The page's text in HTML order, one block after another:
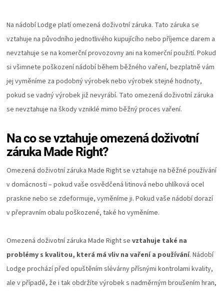
NÁDOBÍ
LODGE
VAKUOVAČKY
NA
ZRÁNÍ
MASA
KUCHYNĚ
KNIHY
Na nádobí Lodge platí omezená doživotní záruka. Tato záruka se
vztahuje na původního jednotlivého kupujícího nebo příjemce darem a
nevztahuje se na komerční provozovny ani na komerční použití. Pokud
si všimnete poškození nádobí během běžného vaření, bezplatně vám
jej vyměníme za podobný výrobek nebo výrobek stejné hodnoty,
pokud se vadný výrobek již nevyrábí. Tato omezená doživotní záruka
se nevztahuje na škody vzniklé mimo běžný proces vaření.
Na co se vztahuje omezená doživotní
záruka Made Right?
Omezená doživotní záruka Made Right se vztahuje na běžné používání
v domácnosti – pokud vaše osvědčená litinová nebo uhlíková ocel
praskne nebo se zdeformuje, vyměníme ji. Pokud vaše nádobí dorazí
v přepravním obalu poškozené, také ho vyměníme.
Omezená doživotní záruka Made Right se vztahuje také na
problémy s kvalitou, která má vliv na vaření a používání. Nádobí
Lodge prochází před opuštěním slévárny přísnými kontrolami kvality,
ale v případě, že i tak obdržíte výrobek s nadměrným broušením hran,